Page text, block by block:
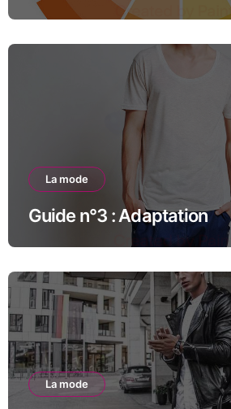
La mode
Guide n°3 : Adaptation
La mode